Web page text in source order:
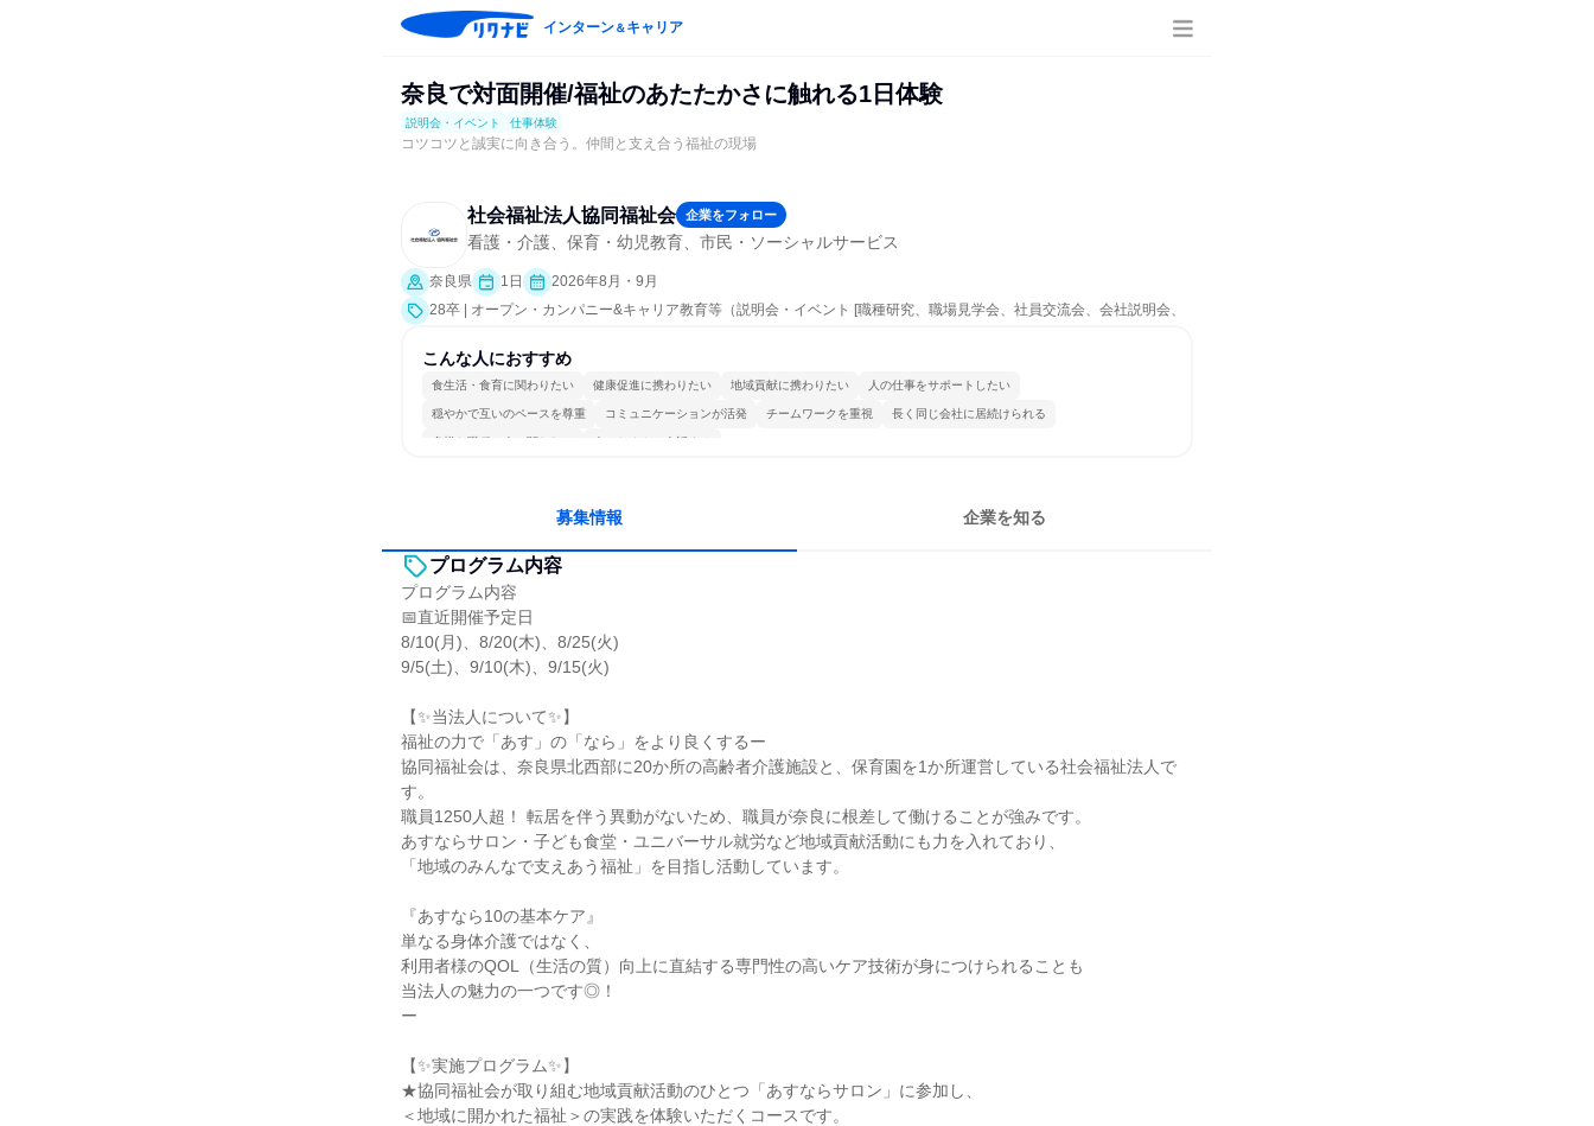
インターン＆キャリア
奈良で対面開催/福祉のあたたかさに触れる1日体験
説明会・イベント 仕事体験
コツコツと誠実に向き合う。仲間と支え合う福祉の現場
社会福祉法人協同福祉会 企業をフォロー
看護・介護、保育・幼児教育、市民・ソーシャルサービス
奈良県 1日
2026年8月・9月
28卒 | オープン・カンパニー&キャリア教育等（説明会・イベント [職種研究、職場見学会、社員交流会、会社説明会、
こんな人におすすめ
食生活・食育に関わりたい 健康促進に携わりたい 地域貢献に携わりたい 人の仕事をサポートしたい
穏やかで互いのペースを尊重 コミュニケーションが活発 チームワークを重視 長く同じ会社に居続けられる
多様な職種の人と関われる 人とたくさん会話する
募集情報 企業を知る
プログラム内容
プログラム内容
📅直近開催予定日
8/10(月)、8/20(木)、8/25(火)
9/5(土)、9/10(木)、9/15(火)
【✨当法人について✨】
福祉の力で「あす」の「なら」をより良くするー
協同福祉会は、奈良県北西部に20か所の高齢者介護施設と、保育園を1か所運営している社会福祉法人で
す。
職員1250人超！ 転居を伴う異動がないため、職員が奈良に根差して働けることが強みです。
あすならサロン・子ども食堂・ユニバーサル就労など地域貢献活動にも力を入れており、
「地域のみんなで支えあう福祉」を目指し活動しています。
『あすなら10の基本ケア』
単なる身体介護ではなく、
利用者様のQOL（生活の質）向上に直結する専門性の高いケア技術が身につけられることも
当法人の魅力の一つです◎！
ー
【✨実施プログラム✨】
★協同福祉会が取り組む地域貢献活動のひとつ「あすならサロン」に参加し、
＜地域に開かれた福祉＞の実践を体験いただくコースです。